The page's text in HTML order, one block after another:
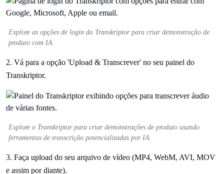
Explore as opções de login do Transkriptor para criar demonstração de
produto com IA.
2. Vá para a opção 'Upload & Transcrever' no seu painel do
Transkriptor.
Explore o Transkriptor para criar demonstrações de produto usando
ferramentas de transcrição potencializadas por IA.
3. Faça upload do seu arquivo de vídeo (MP4, WebM, AVI, MOV
e assim por diante).